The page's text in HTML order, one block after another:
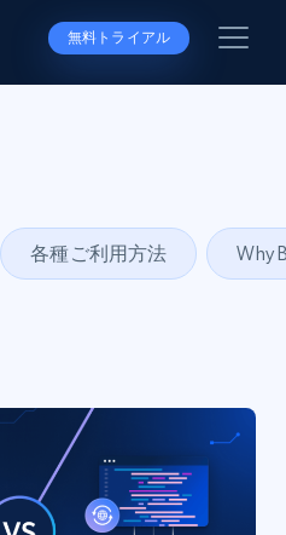
無料トライアル
各種ご利用方法 Why